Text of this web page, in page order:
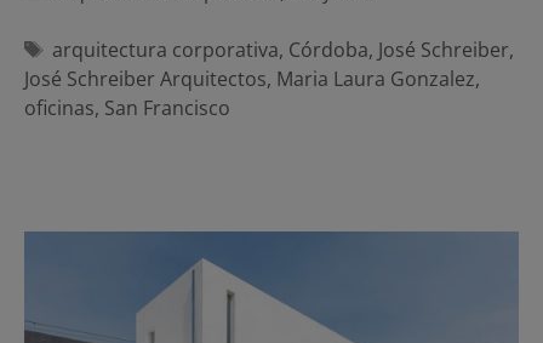
Etiquetas
arquitectura corporativa, Córdoba, José Schreiber,
José Schreiber Arquitectos, Maria Laura Gonzalez,
oficinas, San Francisco